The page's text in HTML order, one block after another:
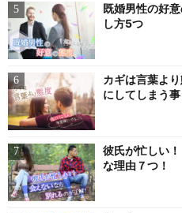
既婚男性の好
し方5つ
カギは言葉よ
にしてしまう事
彼氏が忙しい
な理由７つ！